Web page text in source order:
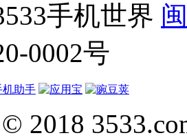
手机世界
0002号
2018